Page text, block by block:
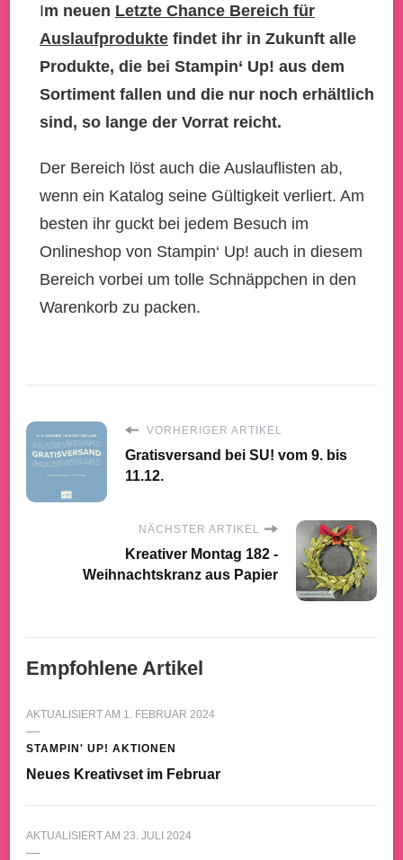
Im neuen Letzte Chance Bereich für
Auslaufprodukte findet ihr in Zukunft alle
Produkte, die bei Stampin‘ Up! aus dem
Sortiment fallen und die nur noch erhältlich
sind, so lange der Vorrat reicht.
Der Bereich löst auch die Auslauflisten ab,
wenn ein Katalog seine Gültigkeit verliert. Am
besten ihr guckt bei jedem Besuch im
Onlineshop von Stampin‘ Up! auch in diesem
Bereich vorbei um tolle Schnäppchen in den
Warenkorb zu packen.
VORHERIGER ARTIKEL
Gratisversand bei SU! vom 9. bis
11.12.
NÄCHSTER ARTIKEL
Kreativer Montag 182 -
Weihnachtskranz aus Papier
Empfohlene Artikel
AKTUALISIERT AM 1. FEBRUAR 2024
STAMPIN' UP! AKTIONEN
Neues Kreativset im Februar
AKTUALISIERT AM 23. JULI 2024